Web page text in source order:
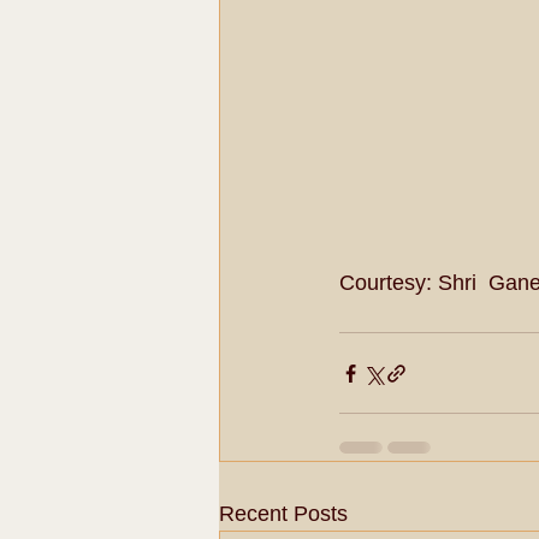
Courtesy: Shri
Recent Posts